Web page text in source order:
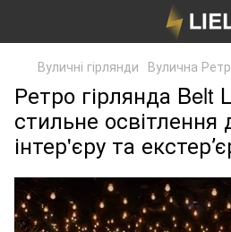
Вуличні гірлянди Вулична
Ретро гірлянда Belt
стильне
інтер'єру та